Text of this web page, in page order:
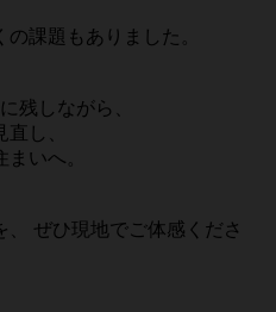
課題もありました。
残しながら、
直し、
いへ。
ぜひ現地でご体感くださ